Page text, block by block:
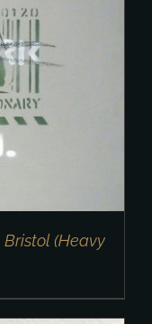
Bristol (Heavy